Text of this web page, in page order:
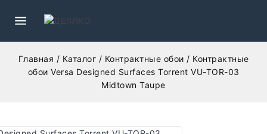
Главная / Каталог / Контрактные обои / Контрактные
обои Versa Designed Surfaces Torrent VU-TOR-03
Midtown Taupe